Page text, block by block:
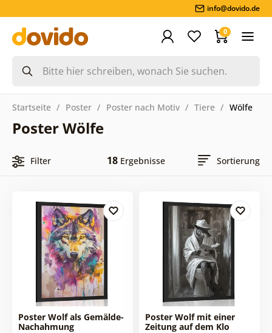
info@dovido.de
0
Startseite Poster Poster nach Motiv Tiere Wölfe
Poster Wölfe
Filter 18 Ergebnisse Sortierung
Poster Wolf als Gemälde-
Nachahmung
Poster Wolf mit einer
Zeitung auf dem Klo